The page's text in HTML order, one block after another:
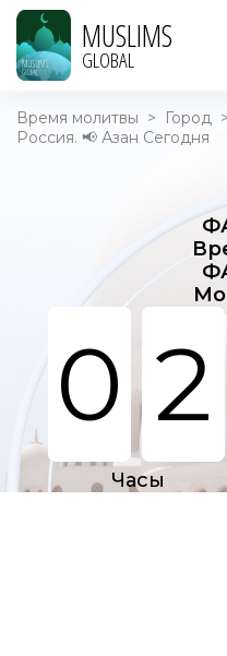
MUSLIMS
GLOBAL
Время молитвы > Город >
Россия. 📢 Азан Сегодня
0 2
Часы